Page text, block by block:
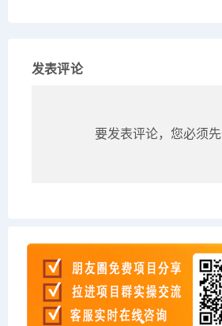
发表评论
要发表评论，您必须先